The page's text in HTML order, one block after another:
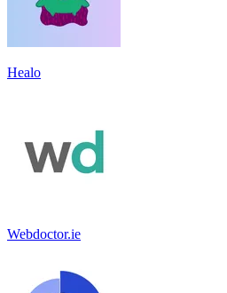
Healo
Webdoctor.ie